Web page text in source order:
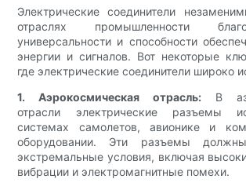
Электрические соединители
отраслях промышленности
универсальности и способности
энергии и сигналов. Вот некоторые
где электрические соединители широко
1. Аэрокосмическая отрасль: В
отрасли электрические разъемы
системах самолетов, авионике и
оборудовании. Эти разъемы
экстремальные условия, включая
вибрации и электромагнитные помехи.